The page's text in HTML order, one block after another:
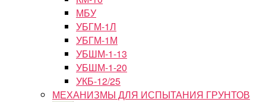
МБУ
УБГМ-1Л
УБГМ-1М
УБШМ-1-13
УБШМ-1-20
УКБ-12/25
МЕХАНИЗМЫ ДЛЯ ИСПЫТАНИЯ ГРУНТОВ